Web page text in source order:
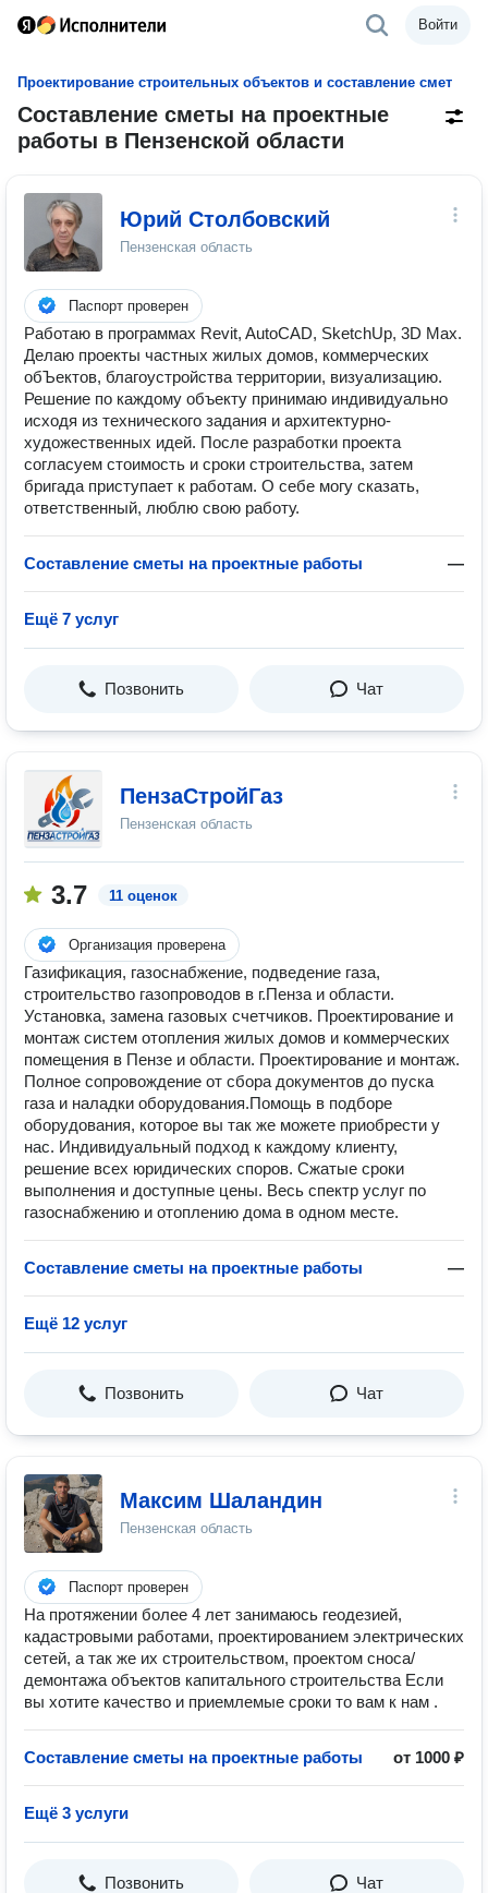
Войти
Проектирование строительных объектов и составление смет
Составление сметы на проектные
работы в Пензенской области
Юрий Столбовский
Пензенская область
Паспорт проверен
Работаю в программах Revit, AutoCAD, SketchUp, 3D Max.
Делаю проекты частных жилых домов, коммерческих
обЪектов, благоустройства территории, визуализацию.
Решение по каждому объекту принимаю индивидуально
исходя из технического задания и архитектурно-
художественных идей. После разработки проекта
согласуем стоимость и сроки строительства, затем
бригада приступает к работам. О себе могу сказать,
ответственный, люблю свою работу.
Составление сметы на проектные работы —
Ещё 7 услуг
Позвонить Чат
ПензаСтройГаз
Пензенская область
3.7 11 оценок
Организация проверена
Газификация, газоснабжение, подведение газа,
строительство газопроводов в г.Пенза и области.
Установка, замена газовых счетчиков. Проектирование и
монтаж систем отопления жилых домов и коммерческих
помещения в Пензе и области. Проектирование и монтаж.
Полное сопровождение от сбора документов до пуска
газа и наладки оборудования.Помощь в подборе
оборудования, которое вы так же можете приобрести у
нас. Индивидуальный подход к каждому клиенту,
решение всех юридических споров. Сжатые сроки
выполнения и доступные цены. Весь спектр услуг по
газоснабжению и отоплению дома в одном месте.
Составление сметы на проектные работы —
Ещё 12 услуг
Позвонить Чат
Максим Шаландин
Пензенская область
Паспорт проверен
На протяжении более 4 лет занимаюсь геодезией,
кадастровыми работами, проектированием электрических
сетей, а так же их строительством, проектом сноса/
демонтажа объектов капитального строительства Если
вы хотите качество и приемлемые сроки то вам к нам .
Составление сметы на проектные работы от 1000 ₽
Ещё 3 услуги
Позвонить Чат